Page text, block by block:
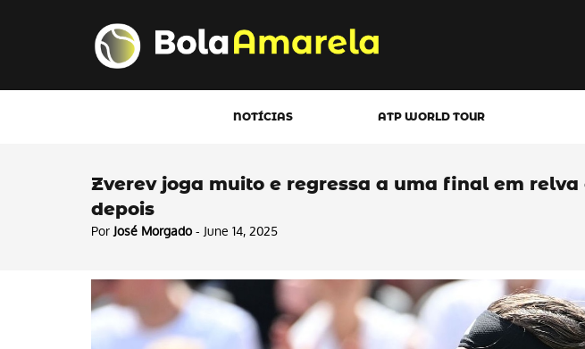
NOTÍCIAS ATP WORLD TOUR
Zverev joga muito e regressa a uma final em relva
depois
PorJosé Morgado- June 14, 2025